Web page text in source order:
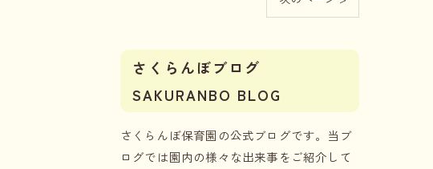
さくらんぼブログ
SAKURANBO BLOG
さくらんぼ保育園の公式ブログです。当ブ
ログでは園内の様々な出来事をご紹介して